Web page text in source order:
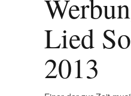
Lied
2013